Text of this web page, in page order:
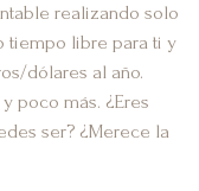
realizando solo
tiempo libre para ti y
dólares al año.
poco más. ¿Eres
ser? ¿Merece la